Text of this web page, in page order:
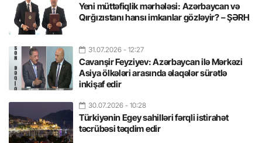
Yeni müttəfiqlik mərhələsi: Azərbaycan və
Qırğızıstanı hansı imkanlar gözləyir? – ŞƏRH
31.07.2026 - 12:27
Cavanşir Feyziyev: Azərbaycan ilə Mərkəzi
Asiya ölkələri arasında əlaqələr sürətlə
inkişaf edir
30.07.2026 - 10:28
Türkiyənin Egey sahilləri fərqli istirahət
təcrübəsi təqdim edir